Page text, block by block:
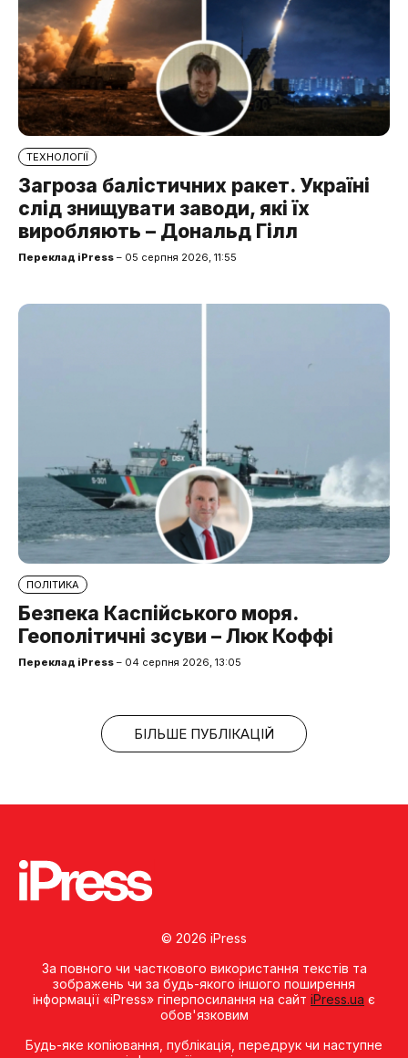
ТЕХНОЛОГІЇ
Загроза балістичних ракет. Україні
слід знищувати заводи, які їх
виробляють – Дональд Гілл
Переклад iPress – 05 серпня 2026, 11:55
ПОЛІТИКА
Безпека Каспійського моря.
Геополітичні зсуви – Люк Коффі
Переклад iPress – 04 серпня 2026, 13:05
БІЛЬШЕ ПУБЛІКАЦІЙ
© 2026 iPress
За повного чи часткового використання текстів та
зображень чи за будь-якого іншого поширення
інформації «iPress» гіперпосилання на сайт iPress.ua є
обов'язковим
Будь-яке копiювання, публiкацiя, передрук чи наступне